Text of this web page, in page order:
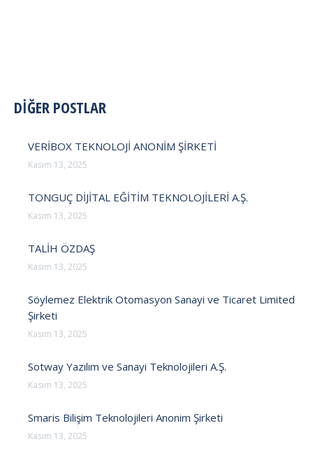
POST
DİĞER POSTLAR
VERİBOX TEKNOLOJİ ANONİM ŞİRKETİ
Kasım 13, 2025
TONGUÇ DİJİTAL EĞİTİM TEKNOLOJİLERİ A.Ş.
Kasım 13, 2025
TALİH ÖZDAŞ
Kasım 13, 2025
Söylemez Elektrik Otomasyon Sanayi ve Ticaret Limited
Şirketi
Kasım 13, 2025
Sotway Yazılım ve Sanayi Teknolojileri A.Ş.
Kasım 13, 2025
Smaris Bilişim Teknolojileri Anonim Şirketi
Kasım 13, 2025